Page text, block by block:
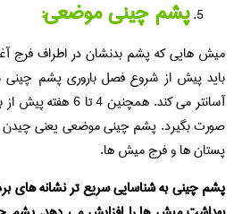
پشم چینی موضعی:
میش هایی که پشم بدنشان در اطراف فرج
باید پیش از شروع فصل باروری پشم چینی
آسانتر می کند.
صورت بگیرد. پشم چینی موضعی یعنی چیدن
پستان ها و فرج میش ها.
پشم چینی به شناسایی سریع تر نشانه های